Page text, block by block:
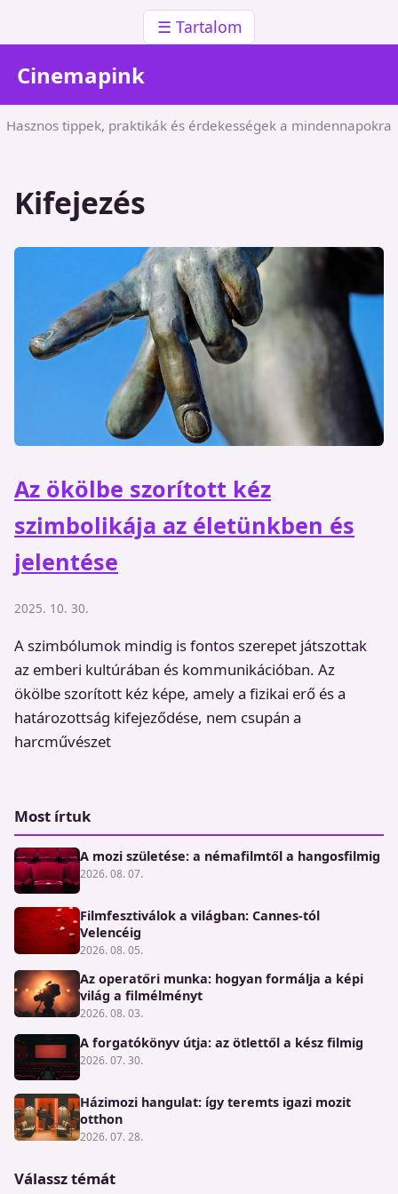
☰ Tartalom
Cinemapink
Hasznos tippek, praktikák és érdekességek a mindennapokra
Kifejezés
Az ökölbe szorított kéz
szimbolikája az életünkben és
jelentése
2025. 10. 30.
A szimbólumok mindig is fontos szerepet játszottak
az emberi kultúrában és kommunikációban. Az
ökölbe szorított kéz képe, amely a fizikai erő és a
határozottság kifejeződése, nem csupán a
harcművészet
Most írtuk
A mozi születése: a némafilmtől a hangosfilmig
2026. 08. 07.
Filmfesztiválok a világban: Cannes-tól
Velencéig
2026. 08. 05.
Az operatőri munka: hogyan formálja a képi
világ a filmélményt
2026. 08. 03.
A forgatókönyv útja: az ötlettől a kész filmig
2026. 07. 30.
Házimozi hangulat: így teremts igazi mozit
otthon
2026. 07. 28.
Válassz témát